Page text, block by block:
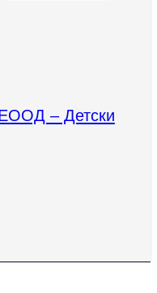
– Детски